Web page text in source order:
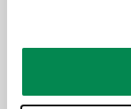
Flexibler